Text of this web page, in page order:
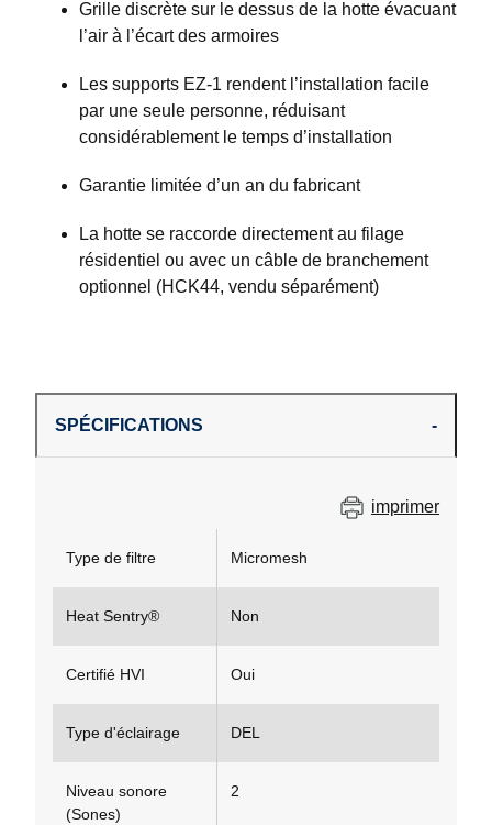
Grille discrète sur le dessus de la hotte évacuant
l’air à l’écart des armoires
Les supports EZ-1 rendent l’installation facile
par une seule personne, réduisant
considérablement le temps d’installation
Garantie limitée d’un an du fabricant
La hotte se raccorde directement au filage
résidentiel ou avec un câble de branchement
optionnel (HCK44, vendu séparément)
SPÉCIFICATIONS
imprimer
Type de filtre Micromesh
Heat Sentry® Non
Certifié HVI Oui
Type d'éclairage DEL
Niveau sonore
(Sones)
2